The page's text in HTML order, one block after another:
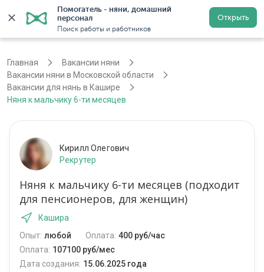
Помогатель - няни, домашний
персонал
Поиск работы и работников
Открыть
Регистрация
Главная
Вакансии няни
Вакансии няни в Московской области
Вакансии для нянь в Кашире
Няня к мальчику 6-ти месяцев
Кирилл Олегович
Рекрутер
Няня к мальчику 6-ти месяцев (подходит
для пенсионеров, для женщин)
Кашира
Опыт: любой Оплата: 400 руб/час
Оплата: 107100 руб/мес
Дата создания: 15.06.2025 года